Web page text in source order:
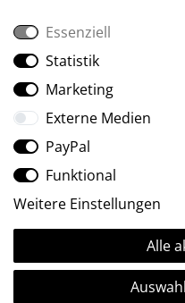
Social Media
Ⓒ2009-2026 ARTland
Essenziell
Statistik
Marketing
Externe Medien
PayPal
Funktional
Weitere Einstellungen
Alle